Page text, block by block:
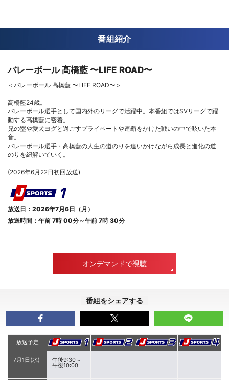
番組紹介
バレーボール 髙橋藍 〜LIFE ROAD〜
＜バレーボール 高橋藍 〜LIFE ROAD〜＞
高橋藍24歳。
バレーボール選手として国内外のリーグで活躍中。本番組ではSVリーグで躍
動する高橋藍に密着。
兄の塁や愛犬ヨグと過ごすプライベートや連覇をかけた戦いの中で呟いた本
音。
バレーボール選手・高橋藍の人生の道のりを追いかけながら成長と進化の道
のりを紐解いていく。
(2026年6月22日初回放送)
放送日：2026年7月6日（月）
放送時間：午前 7時 00分～午前 7時 30分
オンデマンドで視聴
番組をシェアする
放送予定
7月1日(水) 午後9:30～
午後10:00